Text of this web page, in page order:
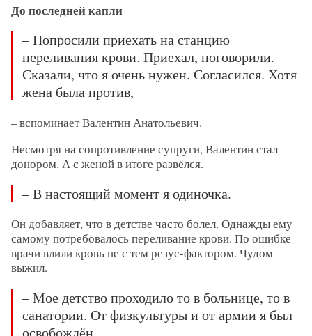
До последней капли
– Попросили приехать на станцию
переливания крови. Приехал, поговорили.
Сказали, что я очень нужен. Согласился. Хотя
жена была против,
– вспоминает Валентин Анатольевич.
Несмотря на сопротивление супруги, Валентин стал
донором. А с женой в итоге развёлся.
– В настоящий момент я одиночка.
Он добавляет, что в детстве часто болел. Однажды ему
самому потребовалось переливание крови. По ошибке
врачи влили кровь не с тем резус-фактором. Чудом
выжил.
– Мое детство проходило то в больнице, то в
санатории. От физкультуры и от армии я был
освобождён,